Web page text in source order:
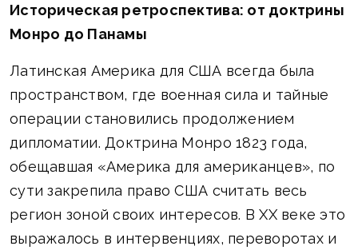
Историческая ретроспектива: от доктрины
Монро до Панамы
Латинская Америка для США всегда была
пространством, где военная сила и тайные
операции становились продолжением
дипломатии. Доктрина Монро 1823 года,
обещавшая «Америка для американцев», по
сути закрепила право США считать весь
регион зоной своих интересов. В XX веке это
выражалось в интервенциях, переворотах и